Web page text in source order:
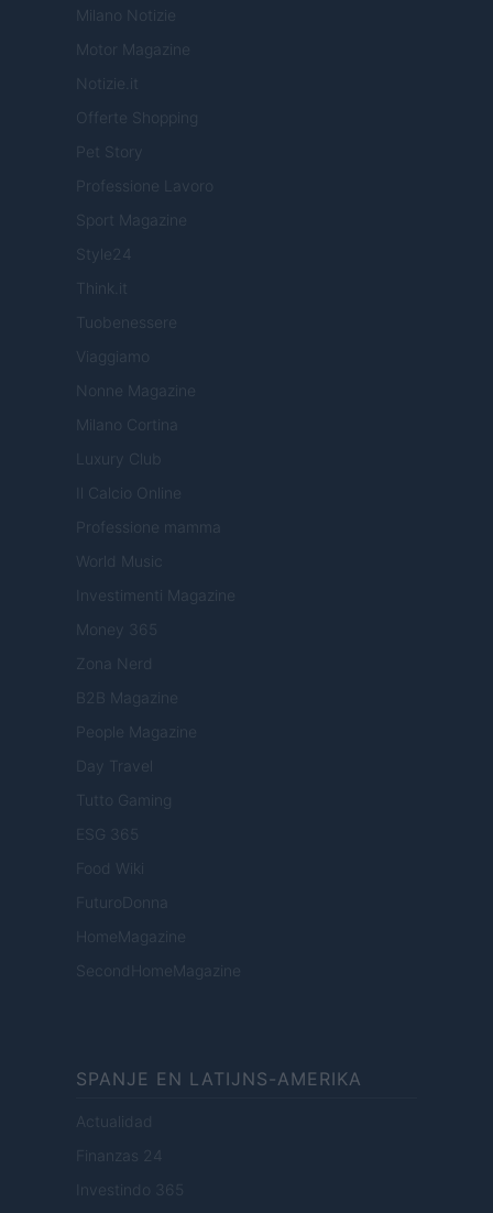
Milano Notizie
Motor Magazine
Notizie.it
Offerte Shopping
Pet Story
Professione Lavoro
Sport Magazine
Style24
Think.it
Tuobenessere
Viaggiamo
Nonne Magazine
Milano Cortina
Luxury Club
Il Calcio Online
Professione mamma
World Music
Investimenti Magazine
Money 365
Zona Nerd
B2B Magazine
People Magazine
Day Travel
Tutto Gaming
ESG 365
Food Wiki
FuturoDonna
HomeMagazine
SecondHomeMagazine
SPANJE EN LATIJNS-AMERIKA
Actualidad
Finanzas 24
Investindo 365